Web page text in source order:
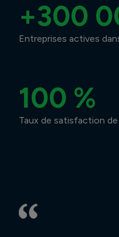
+300
Entreprises actives
100 %
Taux de satisfaction